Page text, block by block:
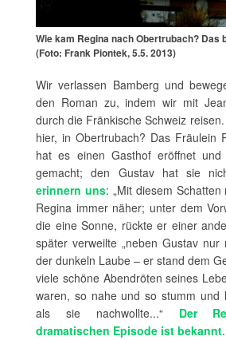
Wie kam Regina nach Obertrubach? Das
(Foto: Frank Piontek, 5.5. 2013)
Wir verlassen Bamberg und
den Roman zu, indem wir mit
durch die Fränkische Schweiz
hier, in Obertrubach? Das Fräulein
hat es einen Gasthof eröffnet und
gemacht; den Gustav hat sie
erinnern uns: „Mit diesem
Regina immer näher; unter dem
die eine Sonne, rückte er einer
später verweilte „neben Gustav
der dunkeln Laube – er stand dem
viele schöne Abendröten seines
waren, so nahe und so stumm und
als sie nachwollte...“ Der
dramatischen Episode ist bekannt.